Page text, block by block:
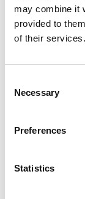
may combine it
provided to
of their services.
Selection
Necessary
Preferences
Statistics